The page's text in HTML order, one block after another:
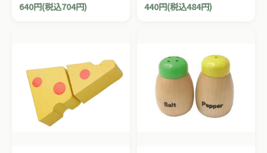
640円(税込704円) 440円(税込484円)